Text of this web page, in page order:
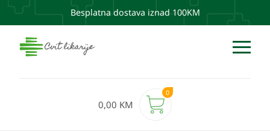
Besplatna dostava iznad 100KM
0,00 KM
0